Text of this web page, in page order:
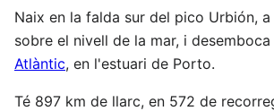
Naix en la falda sur del pico Urbión, a
sobre el nivell de la mar, i desemboca
Atlàntic, en l'estuari de Porto.
Té 897 km de llarc, en 572 de